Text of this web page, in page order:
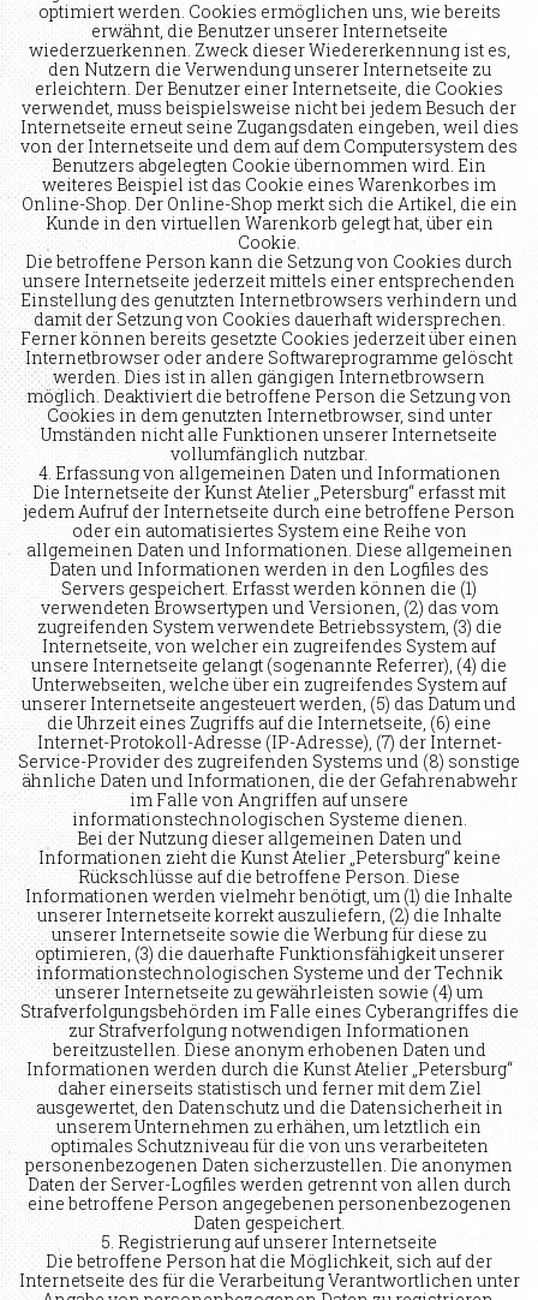
optimiert werden. Cookies ermöglichen uns, wie bereits
erwähnt, die Benutzer unserer Internetseite
wiederzuerkennen. Zweck dieser Wiedererkennung ist es,
den Nutzern die Verwendung unserer Internetseite zu
erleichtern. Der Benutzer einer Internetseite, die Cookies
verwendet, muss beispielsweise nicht bei jedem Besuch der
Internetseite erneut seine Zugangsdaten eingeben, weil dies
von der Internetseite und dem auf dem Computersystem des
Benutzers abgelegten Cookie übernommen wird. Ein
weiteres Beispiel ist das Cookie eines Warenkorbes im
Online-Shop. Der Online-Shop merkt sich die Artikel, die ein
Kunde in den virtuellen Warenkorb gelegt hat, über ein
Cookie.
Die betroffene Person kann die Setzung von Cookies durch
unsere Internetseite jederzeit mittels einer entsprechenden
Einstellung des genutzten Internetbrowsers verhindern und
damit der Setzung von Cookies dauerhaft widersprechen.
Ferner können bereits gesetzte Cookies jederzeit über einen
Internetbrowser oder andere Softwareprogramme gelöscht
werden. Dies ist in allen gängigen Internetbrowsern
möglich. Deaktiviert die betroffene Person die Setzung von
Cookies in dem genutzten Internetbrowser, sind unter
Umständen nicht alle Funktionen unserer Internetseite
vollumfänglich nutzbar.
4. Erfassung von allgemeinen Daten und Informationen
Die Internetseite der Kunst Atelier „Petersburg“ erfasst mit
jedem Aufruf der Internetseite durch eine betroffene Person
oder ein automatisiertes System eine Reihe von
allgemeinen Daten und Informationen. Diese allgemeinen
Daten und Informationen werden in den Logfiles des
Servers gespeichert. Erfasst werden können die (1)
verwendeten Browsertypen und Versionen, (2) das vom
zugreifenden System verwendete Betriebssystem, (3) die
Internetseite, von welcher ein zugreifendes System auf
unsere Internetseite gelangt (sogenannte Referrer), (4) die
Unterwebseiten, welche über ein zugreifendes System auf
unserer Internetseite angesteuert werden, (5) das Datum und
die Uhrzeit eines Zugriffs auf die Internetseite, (6) eine
Internet-Protokoll-Adresse (IP-Adresse), (7) der Internet-
Service-Provider des zugreifenden Systems und (8) sonstige
ähnliche Daten und Informationen, die der Gefahrenabwehr
im Falle von Angriffen auf unsere
informationstechnologischen Systeme dienen.
Bei der Nutzung dieser allgemeinen Daten und
Informationen zieht die Kunst Atelier „Petersburg“ keine
Rückschlüsse auf die betroffene Person. Diese
Informationen werden vielmehr benötigt, um (1) die Inhalte
unserer Internetseite korrekt auszuliefern, (2) die Inhalte
unserer Internetseite sowie die Werbung für diese zu
optimieren, (3) die dauerhafte Funktionsfähigkeit unserer
informationstechnologischen Systeme und der Technik
unserer Internetseite zu gewährleisten sowie (4) um
Strafverfolgungsbehörden im Falle eines Cyberangriffes die
zur Strafverfolgung notwendigen Informationen
bereitzustellen. Diese anonym erhobenen Daten und
Informationen werden durch die Kunst Atelier „Petersburg“
daher einerseits statistisch und ferner mit dem Ziel
ausgewertet, den Datenschutz und die Datensicherheit in
unserem Unternehmen zu erhähen, um letztlich ein
optimales Schutzniveau für die von uns verarbeiteten
personenbezogenen Daten sicherzustellen. Die anonymen
Daten der Server-Logfiles werden getrennt von allen durch
eine betroffene Person angegebenen personenbezogenen
Daten gespeichert.
5. Registrierung auf unserer Internetseite
Die betroffene Person hat die Möglichkeit, sich auf der
Internetseite des für die Verarbeitung Verantwortlichen unter